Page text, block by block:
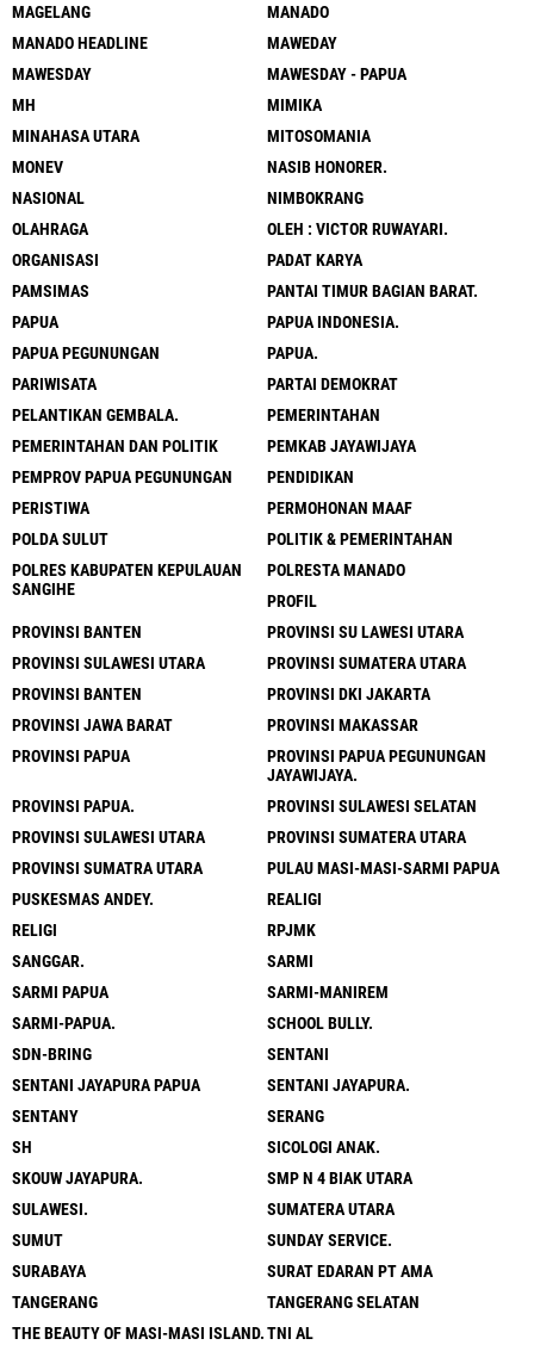
MAGELANG
MANADO
MANADO HEADLINE
MAWEDAY
MAWESDAY
MAWESDAY - PAPUA
MH
MIMIKA
MINAHASA UTARA
MITOSOMANIA
MONEV
NASIB HONORER.
NASIONAL
NIMBOKRANG
OLAHRAGA
OLEH : VICTOR RUWAYARI.
ORGANISASI
PADAT KARYA
PAMSIMAS
PANTAI TIMUR BAGIAN BARAT.
PAPUA
PAPUA INDONESIA.
PAPUA PEGUNUNGAN
PAPUA.
PARIWISATA
PARTAI DEMOKRAT
PELANTIKAN GEMBALA.
PEMERINTAHAN
PEMERINTAHAN DAN POLITIK
PEMKAB JAYAWIJAYA
PEMPROV PAPUA PEGUNUNGAN
PENDIDIKAN
PERISTIWA
PERMOHONAN MAAF
POLDA SULUT
POLITIK & PEMERINTAHAN
POLRES KABUPATEN KEPULAUAN
SANGIHE
POLRESTA MANADO
PROFIL
PROVINSI BANTEN
PROVINSI SU LAWESI UTARA
PROVINSI SULAWESI UTARA
PROVINSI SUMATERA UTARA
PROVINSI BANTEN
PROVINSI DKI JAKARTA
PROVINSI JAWA BARAT
PROVINSI MAKASSAR
PROVINSI PAPUA
PROVINSI PAPUA PEGUNUNGAN
JAYAWIJAYA.
PROVINSI PAPUA.
PROVINSI SULAWESI SELATAN
PROVINSI SULAWESI UTARA
PROVINSI SUMATERA UTARA
PROVINSI SUMATRA UTARA
PULAU MASI-MASI-SARMI PAPUA
PUSKESMAS ANDEY.
REALIGI
RELIGI
RPJMK
SANGGAR.
SARMI
SARMI PAPUA
SARMI-MANIREM
SARMI-PAPUA.
SCHOOL BULLY.
SDN-BRING
SENTANI
SENTANI JAYAPURA PAPUA
SENTANI JAYAPURA.
SENTANY
SERANG
SH
SICOLOGI ANAK.
SKOUW JAYAPURA.
SMP N 4 BIAK UTARA
SULAWESI.
SUMATERA UTARA
SUMUT
SUNDAY SERVICE.
SURABAYA
SURAT EDARAN PT AMA
TANGERANG
TANGERANG SELATAN
THE BEAUTY OF MASI-MASI ISLAND.TNI AL